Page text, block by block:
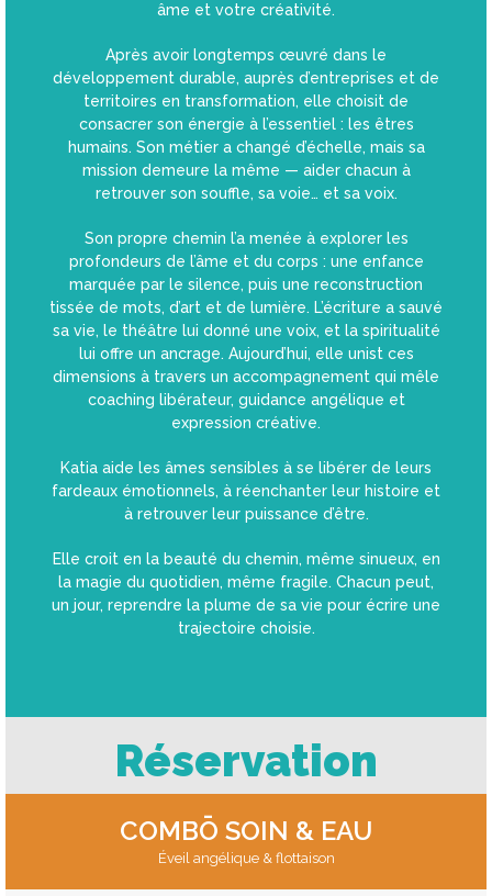
âme et votre créativité.
Après avoir longtemps œuvré dans le
développement durable, auprès d’entreprises et de
territoires en transformation, elle choisit de
consacrer son énergie à l’essentiel : les êtres
humains. Son métier a changé d’échelle, mais sa
mission demeure la même — aider chacun à
retrouver son souffle, sa voie… et sa voix.
Son propre chemin l’a menée à explorer les
profondeurs de l’âme et du corps : une enfance
marquée par le silence, puis une reconstruction
tissée de mots, d’art et de lumière. L’écriture a sauvé
sa vie, le théâtre lui donné une voix, et la spiritualité
lui offre un ancrage. Aujourd’hui, elle unist ces
dimensions à travers un accompagnement qui mêle
coaching libérateur, guidance angélique et
expression créative.
Katia aide les âmes sensibles à se libérer de leurs
fardeaux émotionnels, à réenchanter leur histoire et
à retrouver leur puissance d’être.
Elle croit en la beauté du chemin, même sinueux, en
la magie du quotidien, même fragile. Chacun peut,
un jour, reprendre la plume de sa vie pour écrire une
trajectoire choisie.
Réservation
COMBŌ SOIN & EAU
Éveil angélique & flottaison